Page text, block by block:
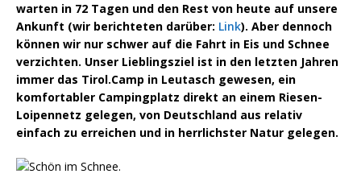
warten in 72 Tagen und den Rest von heute auf unsere
Ankunft (wir berichteten darüber: Link). Aber dennoch
können wir nur schwer auf die Fahrt in Eis und Schnee
verzichten. Unser Lieblingsziel ist in den letzten Jahren
immer das Tirol.Camp in Leutasch gewesen, ein
komfortabler Campingplatz direkt an einem Riesen-
Loipennetz gelegen, von Deutschland aus relativ
einfach zu erreichen und in herrlichster Natur gelegen.